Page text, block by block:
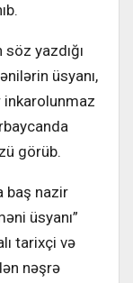
yazdığı
üsyanı,
görüb.
baş nazir
üsyanı”
tarixçi və
nəşrə